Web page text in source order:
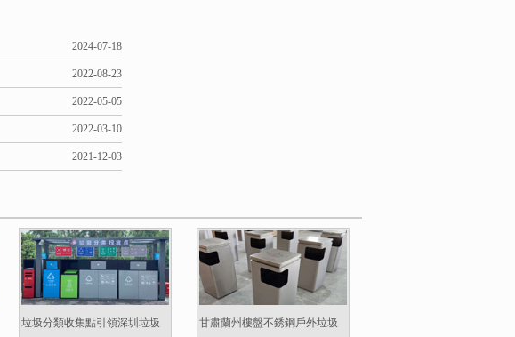
2024-07-18
2022-08-23
2022-05-05
2022-03-10
2021-12-03
垃圾分類收集點引領深圳垃圾
甘肅蘭州樓盤不銹鋼戶外垃圾